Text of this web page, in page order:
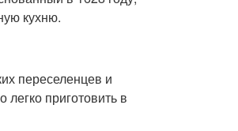
кухню.
переселенцев и
приготовить в